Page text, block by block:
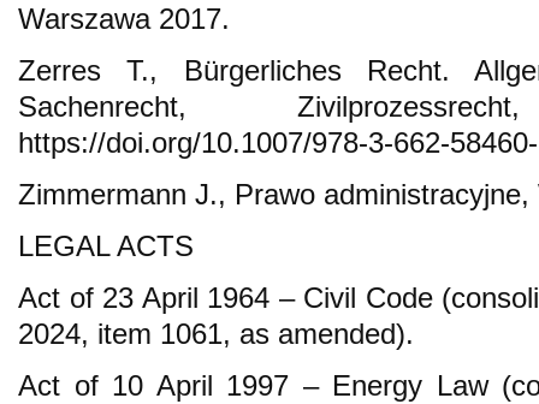
Warszawa 2017.
Zerres T., Bürgerliches Recht.
Sachenrecht,
https://doi.org/10.1007/978-3-662-
Zimmermann J., Prawo
LEGAL ACTS
Act of 23 April 1964 – Civil Code
2024, item 1061, as amended).
Act of 10 April 1997 – Energy Law